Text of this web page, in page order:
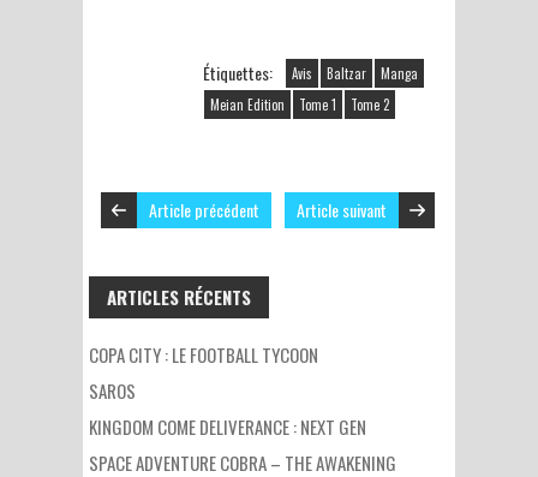
Étiquettes: Avis Baltzar
Manga
Meian Edition
Tome 1 Tome 2
Article précédent Article suivant
ARTICLES RÉCENTS
COPA CITY : LE FOOTBALL TYCOON
SAROS
KINGDOM COME DELIVERANCE : NEXT GEN
SPACE ADVENTURE COBRA – THE AWAKENING